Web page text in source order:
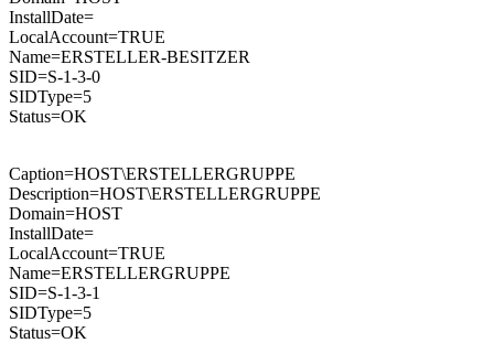
InstallDate=
LocalAccount=TRUE
Name=ERSTELLER-BESITZER
SID=S-1-3-0
SIDType=5
Status=OK
Caption=HOST\ERSTELLERGRUPPE
Description=HOST\ERSTELLERGRUPPE
Domain=HOST
InstallDate=
LocalAccount=TRUE
Name=ERSTELLERGRUPPE
SID=S-1-3-1
SIDType=5
Status=OK